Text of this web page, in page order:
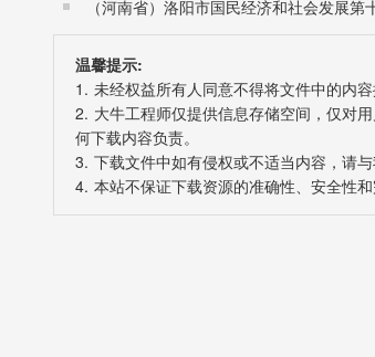
温馨提示:
1. 未经权益所有人同意不得将文件中的内容
2. 大牛工程师仅提供信息存储空间，仅对
何下载内容负责。
3. 下载文件中如有侵权或不适当内容，请与
4. 本站不保证下载资源的准确性、安全性